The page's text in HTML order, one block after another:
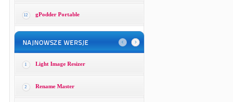
12 gPodder Portable
1 Light Image Resizer
2 Rename Master